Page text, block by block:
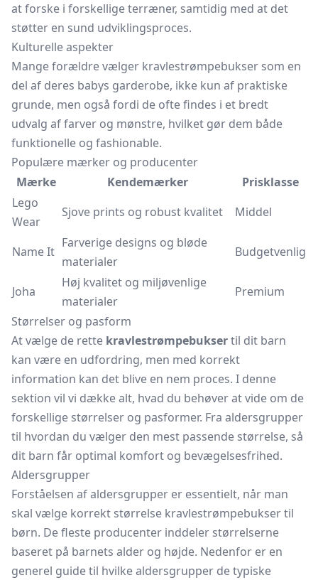
at forske i forskellige terræner, samtidig med at det
støtter en sund udviklingsproces.
Kulturelle aspekter
Mange forældre vælger kravlestrømpebukser som en
del af deres babys garderobe, ikke kun af praktiske
grunde, men også fordi de ofte findes i et bredt
udvalg af farver og mønstre, hvilket gør dem både
funktionelle og fashionable.
Populære mærker og producenter
Mærke
Kendemærker
Prisklasse
Lego
Wear
Sjove prints og robust kvalitet Middel
Name It
Farverige designs og bløde
materialer
Budgetvenlig
Joha
Høj kvalitet og miljøvenlige
materialer
Premium
Størrelser og pasform
At vælge de rette kravlestrømpebuksertil dit barn
kan være en udfordring, men med korrekt
information kan det blive en nem proces. I denne
sektion vil vi dække alt, hvad du behøver at vide om de
forskellige størrelser og pasformer. Fra aldersgrupper
til hvordan du vælger den mest passende størrelse, så
dit barn får optimal komfort og bevægelsesfrihed.
Aldersgrupper
Forståelsen af aldersgrupper er essentielt, når man
skal vælge korrekt størrelse kravlestrømpebukser til
børn. De fleste producenter inddeler størrelserne
baseret på barnets alder og højde. Nedenfor er en
generel guide til hvilke aldersgrupper de typiske